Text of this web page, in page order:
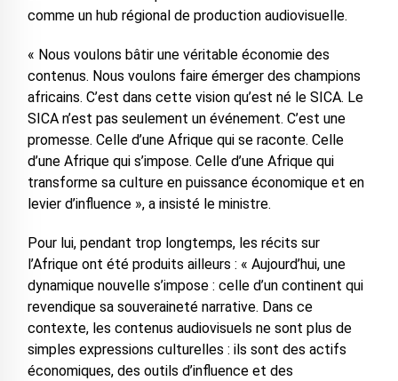
comme un hub régional de production audiovisuelle.
« Nous voulons bâtir une véritable économie des
contenus. Nous voulons faire émerger des champions
africains. C’est dans cette vision qu’est né le SICA. Le
SICA n’est pas seulement un événement. C’est une
promesse. Celle d’une Afrique qui se raconte. Celle
d’une Afrique qui s’impose. Celle d’une Afrique qui
transforme sa culture en puissance économique et en
levier d’influence », a insisté le ministre.
Pour lui, pendant trop longtemps, les récits sur
l’Afrique ont été produits ailleurs : « Aujourd’hui, une
dynamique nouvelle s’impose : celle d’un continent qui
revendique sa souveraineté narrative. Dans ce
contexte, les contenus audiovisuels ne sont plus de
simples expressions culturelles : ils sont des actifs
économiques, des outils d’influence et des